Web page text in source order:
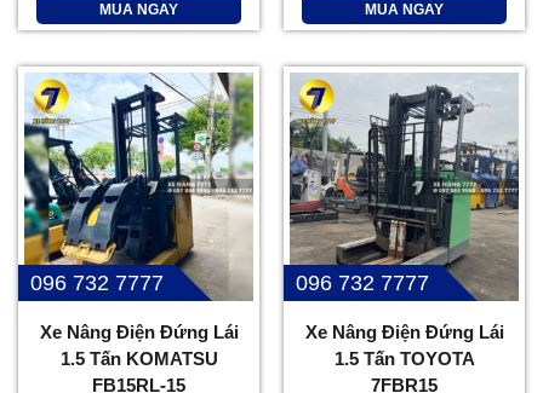
MUA NGAY MUA NGAY
096 732 7777
Xe Nâng Điện Đứng Lái
1.5 Tấn KOMATSU
FB15RL-15
096 732 7777
Xe Nâng Điện Đứng Lái
1.5 Tấn TOYOTA
7FBR15